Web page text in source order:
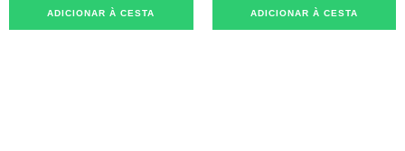
ADICIONAR À CESTA ADICIONAR À CESTA